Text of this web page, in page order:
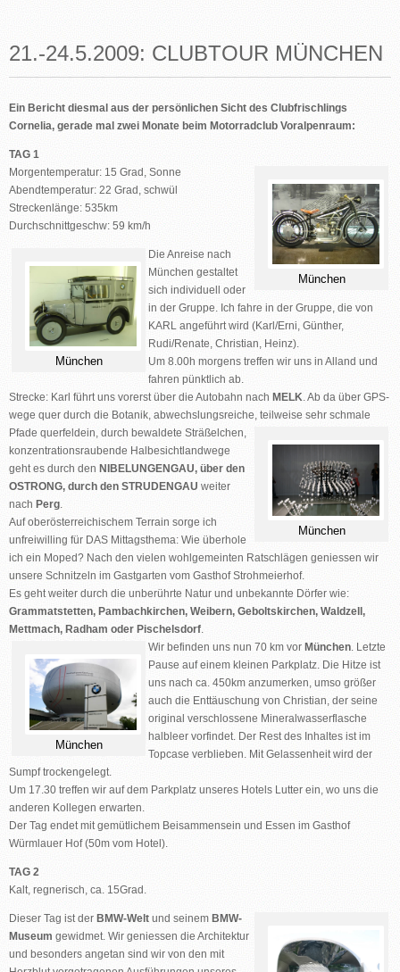
21.-24.5.2009: CLUBTOUR MÜNCHEN
Ein Bericht diesmal aus der persönlichen Sicht des Clubfrischlings
Cornelia, gerade mal zwei Monate beim Motorradclub Voralpenraum:
TAG 1
München
Morgentemperatur: 15 Grad, Sonne
Abendtemperatur: 22 Grad, schwül
Streckenlänge: 535km
Durchschnittgeschw: 59 km/h
München
Die Anreise nach
München gestaltet
sich individuell oder
in der Gruppe. Ich fahre in der Gruppe, die von
KARL angeführt wird (Karl/Erni, Günther,
Rudi/Renate, Christian, Heinz).
Um 8.00h morgens treffen wir uns in Alland und
fahren pünktlich ab.
Strecke: Karl führt uns vorerst über die Autobahn nach MELK. Ab da über GPS-
wege quer durch die Botanik, abwechslungsreiche, teilweise sehr schmale
München
Pfade querfeldein, durch bewaldete Sträßelchen,
konzentrationsraubende Halbesichtlandwege
geht es durch den NIBELUNGENGAU, über den
OSTRONG, durch den STRUDENGAU weiter
nach Perg.
Auf oberösterreichischem Terrain sorge ich
unfreiwilling für DAS Mittagsthema: Wie überhole
ich ein Moped? Nach den vielen wohlgemeinten Ratschlägen geniessen wir
unsere Schnitzeln im Gastgarten vom Gasthof Strohmeierhof.
Es geht weiter durch die unberührte Natur und unbekannte Dörfer wie:
Grammatstetten, Pambachkirchen, Weibern, Geboltskirchen, Waldzell,
Mettmach, Radham oder Pischelsdorf.
München
Wir befinden uns nun 70 km vor München. Letzte
Pause auf einem kleinen Parkplatz. Die Hitze ist
uns nach ca. 450km anzumerken, umso größer
auch die Enttäuschung von Christian, der seine
original verschlossene Mineralwasserflasche
halbleer vorfindet. Der Rest des Inhaltes ist im
Topcase verblieben. Mit Gelassenheit wird der
Sumpf trockengelegt.
Um 17.30 treffen wir auf dem Parkplatz unseres Hotels Lutter ein, wo uns die
anderen Kollegen erwarten.
Der Tag endet mit gemütlichem Beisammensein und Essen im Gasthof
Würmlauer Hof (50m vom Hotel).
TAG 2
Kalt, regnerisch, ca. 15Grad.
Dieser Tag ist der BMW-Welt und seinem BMW-
Museum gewidmet. Wir geniessen die Architektur
und besonders angetan sind wir von den mit